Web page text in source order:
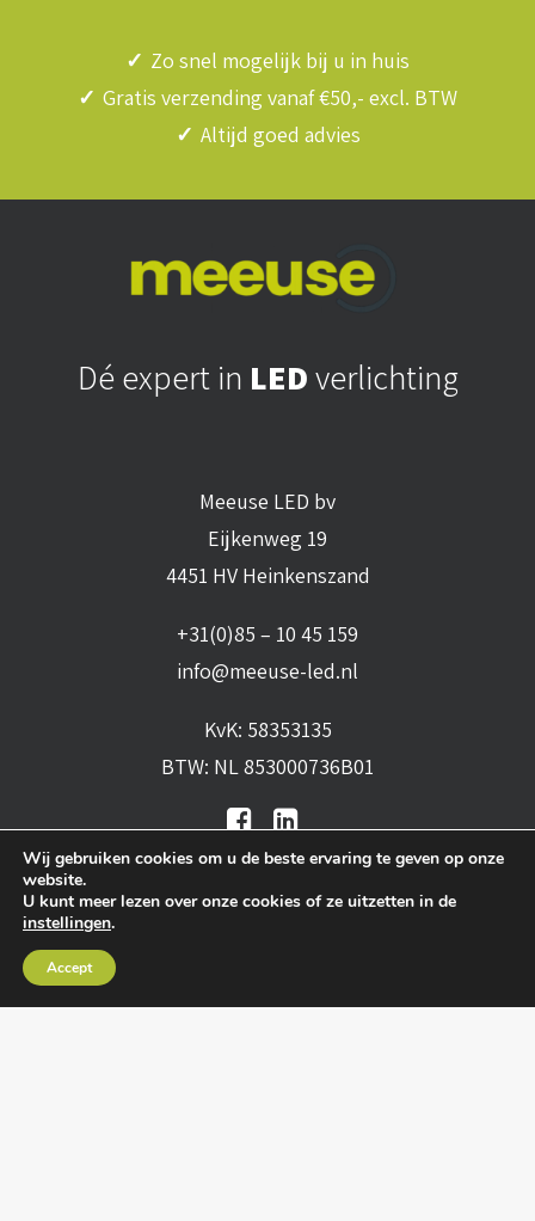
✓ Zo snel mogelijk bij u in huis
✓ Gratis verzending vanaf €50,- excl. BTW
✓ Altijd goed advies
Dé expert in LEDverlichting
Meeuse LED bv
Eijkenweg 19
4451 HV Heinkenszand
+31(0)85 – 10 45 159
info@meeuse-led.nl
KvK: 58353135
BTW: NL 853000736B01
leveringsvoorwaarden
Wij gebruiken cookies om u de beste ervaring te geven op onze
website.
U kunt meer lezen over onze cookies of ze uitzetten in de
instellingen.
Accept